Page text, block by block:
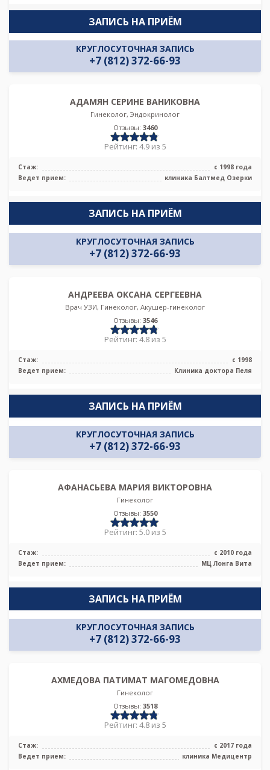
ЗАПИСЬ НА ПРИЁМ
КРУГЛОСУТОЧНАЯ ЗАПИСЬ
+7 (812) 372-66-93
АДАМЯН СЕРИНЕ ВАНИКОВНА
Гинеколог, Эндокринолог
Отзывы: 3460
Рейтинг: 4.9 из 5
Стаж:
с 1998 года
Ведет прием:
клиника Балтмед Озерки
ЗАПИСЬ НА ПРИЁМ
КРУГЛОСУТОЧНАЯ ЗАПИСЬ
+7 (812) 372-66-93
АНДРЕЕВА ОКСАНА СЕРГЕЕВНА
Врач УЗИ, Гинеколог, Акушер-гинеколог
Отзывы: 3546
Рейтинг: 4.8 из 5
Стаж:
с 1998
Ведет прием:
Клиника доктора Пеля
ЗАПИСЬ НА ПРИЁМ
КРУГЛОСУТОЧНАЯ ЗАПИСЬ
+7 (812) 372-66-93
АФАНАСЬЕВА МАРИЯ ВИКТОРОВНА
Гинеколог
Отзывы: 3550
Рейтинг: 5.0 из 5
Стаж:
с 2010 года
Ведет прием:
МЦ Лонга Вита
ЗАПИСЬ НА ПРИЁМ
КРУГЛОСУТОЧНАЯ ЗАПИСЬ
+7 (812) 372-66-93
АХМЕДОВА ПАТИМАТ МАГОМЕДОВНА
Гинеколог
Отзывы: 3518
Рейтинг: 4.8 из 5
Стаж:
с 2017 года
Ведет прием:
клиника Медицентр